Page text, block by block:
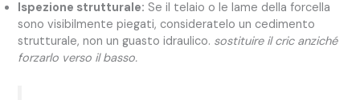
Ispezione strutturale: Se il telaio o le lame della forcella
sono visibilmente piegati, consideratelo un cedimento
strutturale, non un guasto idraulico. sostituire il cric anziché
forzarlo verso il basso.